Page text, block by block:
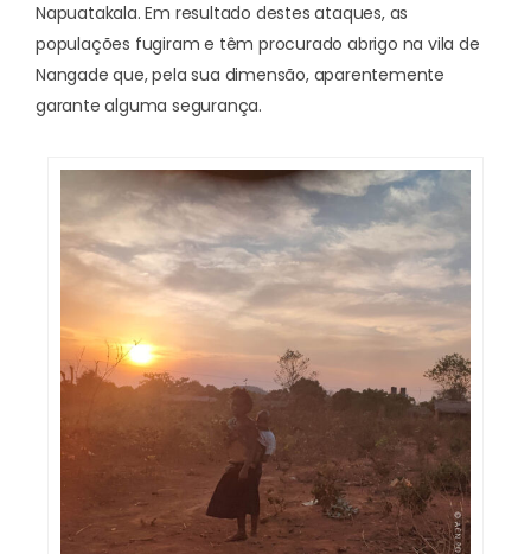
Napuatakala. Em resultado destes ataques, as
populações fugiram e têm procurado abrigo na vila de
Nangade que, pela sua dimensão, aparentemente
garante alguma segurança.